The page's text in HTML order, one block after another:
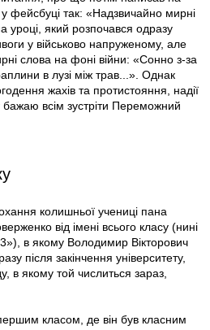
у фейсбуці так: «Надзвичайно мирні
уроці, який розпочався одразу
у військово напруженому, але
слова на фоні війни: «Сонно з-за
в лузі між трав...». Однак
жахів та протистояння, надії
всім зустріти Переможний
колишньої учениці пана
від імені всього класу (нині
в якому Володимир Вікторович
після закінчення університету,
в якому той числиться зараз,
класом, де він був класним